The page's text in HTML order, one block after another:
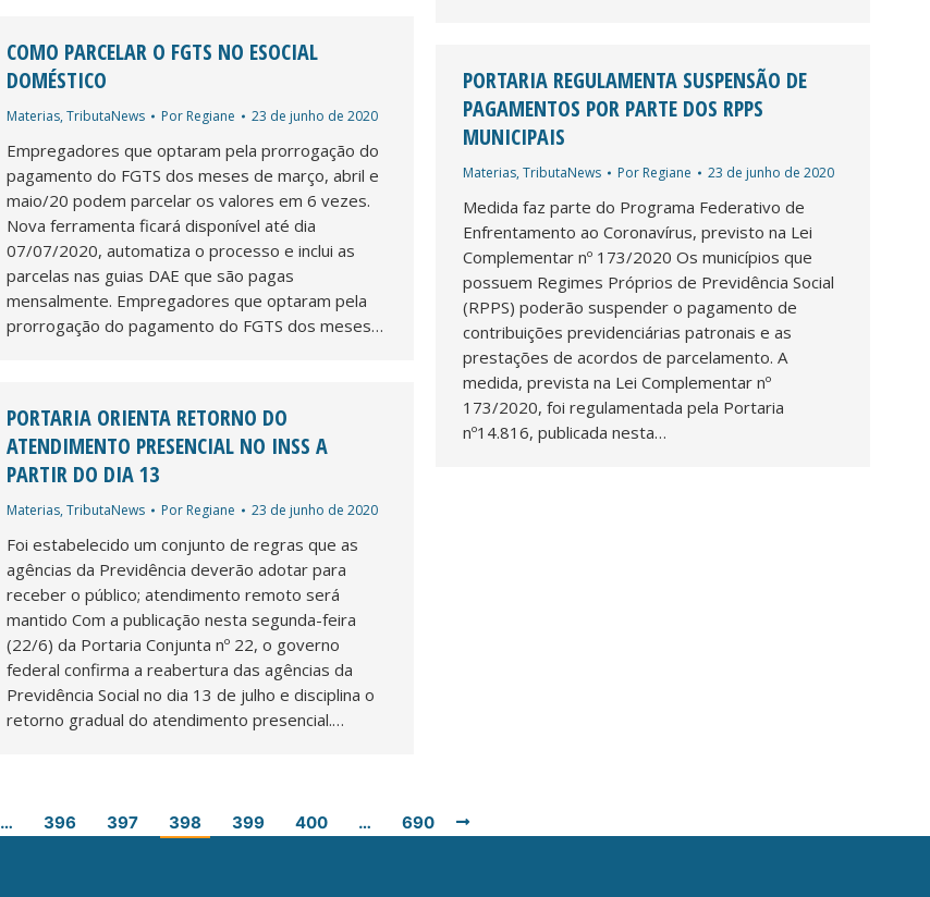
COMO PARCELAR O FGTS NO ESOCIAL
DOMÉSTICO
Materias,TributaNews Por Regiane 23 de junho de 2020
Empregadores que optaram pela prorrogação do
pagamento do FGTS dos meses de março, abril e
maio/20 podem parcelar os valores em 6 vezes.
Nova ferramenta ficará disponível até dia
07/07/2020, automatiza o processo e inclui as
parcelas nas guias DAE que são pagas
mensalmente. Empregadores que optaram pela
prorrogação do pagamento do FGTS dos meses…
PORTARIA REGULAMENTA SUSPENSÃO DE
PAGAMENTOS POR PARTE DOS RPPS
MUNICIPAIS
Materias,TributaNews Por Regiane 23 de junho de 2020
Medida faz parte do Programa Federativo de
Enfrentamento ao Coronavírus, previsto na Lei
Complementar nº 173/2020 Os municípios que
possuem Regimes Próprios de Previdência Social
(RPPS) poderão suspender o pagamento de
contribuições previdenciárias patronais e as
prestações de acordos de parcelamento. A
medida, prevista na Lei Complementar nº
173/2020, foi regulamentada pela Portaria
nº14.816, publicada nesta…
PORTARIA ORIENTA RETORNO DO
ATENDIMENTO PRESENCIAL NO INSS A
PARTIR DO DIA 13
Materias,TributaNews Por Regiane 23 de junho de 2020
Foi estabelecido um conjunto de regras que as
agências da Previdência deverão adotar para
receber o público; atendimento remoto será
mantido Com a publicação nesta segunda-feira
(22/6) da Portaria Conjunta nº 22, o governo
federal confirma a reabertura das agências da
Previdência Social no dia 13 de julho e disciplina o
retorno gradual do atendimento presencial.…
… 396 397 398 399 400 … 690